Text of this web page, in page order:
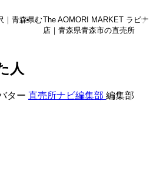
｜青森県むThe AOMORI MARKET ラビナ
店｜青森県青森市の直売所
人
直売所ナビ編集部 編集部